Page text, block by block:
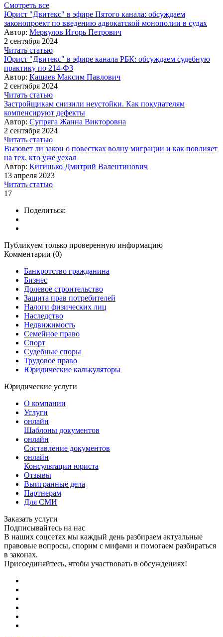
Смотреть все
Юрист "Двитекс" в эфире Пятого канала: обсуждаем
законопроект по введению адвокатской монополии в судах
Автор: Меркулов Игорь Петрович
2 сентября 2024
Читать статью
Юрист "Двитекс" в эфире канала РБК: обсуждаем судебную
практику по 214-ФЗ
Автор: Кашаев Максим Павлович
2 сентября 2024
Читать статью
Застройщикам снизили неустойки. Как покупателям
компенсируют дефекты
Автор: Супряга Жанна Викторовна
2 сентября 2024
Читать статью
Вызовет ли закон о повестках волну миграции и как повлияет
на тех, кто уже уехал
Автор: Кигинько Дмитрий Валентинович
13 апреля 2023
Читать статью
17
Поделиться:
Публикуем только проверенную информацию
Комментарии (0)
Банкротство гражданина
Бизнес
Долевое строительство
Защита прав потребителей
Налоги физических лиц
Наследство
Недвижимость
Семейное право
Спорт
Судебные споры
Трудовое право
Юридические калькуляторы
Юридические услуги
О компании
Услуги
онлайн
Шаблоны документов
онлайн
Составление документов
онлайн
Консультации юриста
Отзывы
Выигранные дела
Партнерам
Для СМИ
Заказать услуги
Подписывайтесь на нас
В наших соцсетях мы каждый день разбираем актуальные
правовые вопросы, спорим с мифами и помогаем разбираться
в законах.
Присоединяйтесь, чтобы участвовать в обсуждениях!